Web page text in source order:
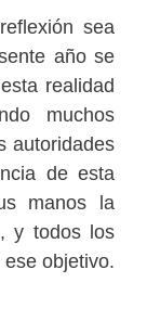
sea
año se
realidad
muchos
autoridades
de esta
manos la
y todos los
objetivo.